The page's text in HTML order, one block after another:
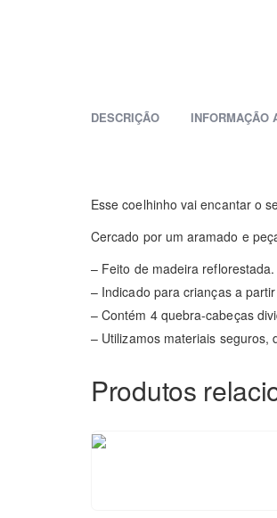
DESCRIÇÃO INFORMAÇÃO
Esse coelhinho vai encantar o
Cercado por um aramado e
– Feito de madeira reflorestada.
– Indicado para crianças a
– Contém 4 quebra-cabeças
– Utilizamos materiais seguros,
Produtos